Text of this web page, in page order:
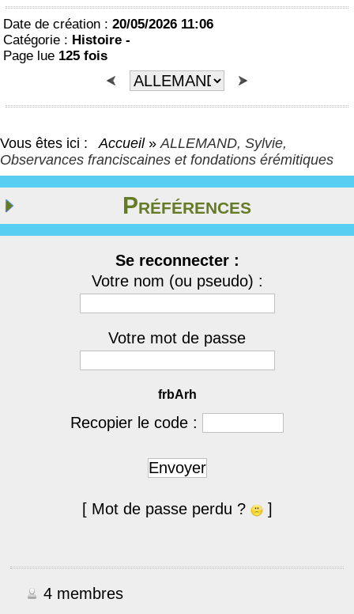
Date de création : 20/05/2026 11:06
Catégorie : Histoire -
Page lue 125 fois
Vous êtes ici : Accueil »ALLEMAND, Sylvie,
Observances franciscaines et fondations érémitiques
Préférences
Se reconnecter :
Votre nom (ou pseudo) :
Votre mot de passe
frbArh
Recopier le code :
Envoyer
[ Mot de passe perdu ? ]
4 membres